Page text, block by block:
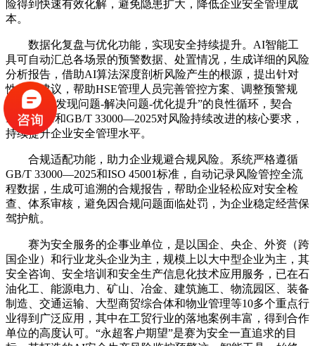
险得到快速有效化解，避免隐患扩大，降低企业安全管理成
本。
数据化复盘与优化功能，实现安全持续提升。AI智能工
具可自动汇总各场景的预警数据、处置情况，生成详细的风险
分析报告，借助AI算法深度剖析风险产生的根源，提出针对
性优化建议，帮助HSE管理人员完善管控方案、调整预警规
则，实现“发现问题-解决问题-优化提升”的良性循环，契合
ISO 45001和GB/T 33000—2025对风险持续改进的核心要求，
持续提升企业安全管理水平。
合规适配功能，助力企业规避合规风险。系统严格遵循
GB/T 33000—2025和ISO 45001标准，自动记录风险管控全流
程数据，生成可追溯的合规报告，帮助企业轻松应对安全检
查、体系审核，避免因合规问题面临处罚，为企业稳定经营保
驾护航。
赛为安全服务的企事业单位，是以国企、央企、外资（跨
国企业）和行业龙头企业为主，规模上以大中型企业为主，其
安全咨询、安全培训和安全生产信息化技术应用服务，已在石
油化工、能源电力、矿山、冶金、建筑施工、物流园区、装备
制造、交通运输、大型商贸综合体和物业管理等10多个重点行
业得到广泛应用，其中在工贸行业的落地案例丰富，得到合作
单位的高度认可。“永超客户期望”是赛为安全一直追求的目